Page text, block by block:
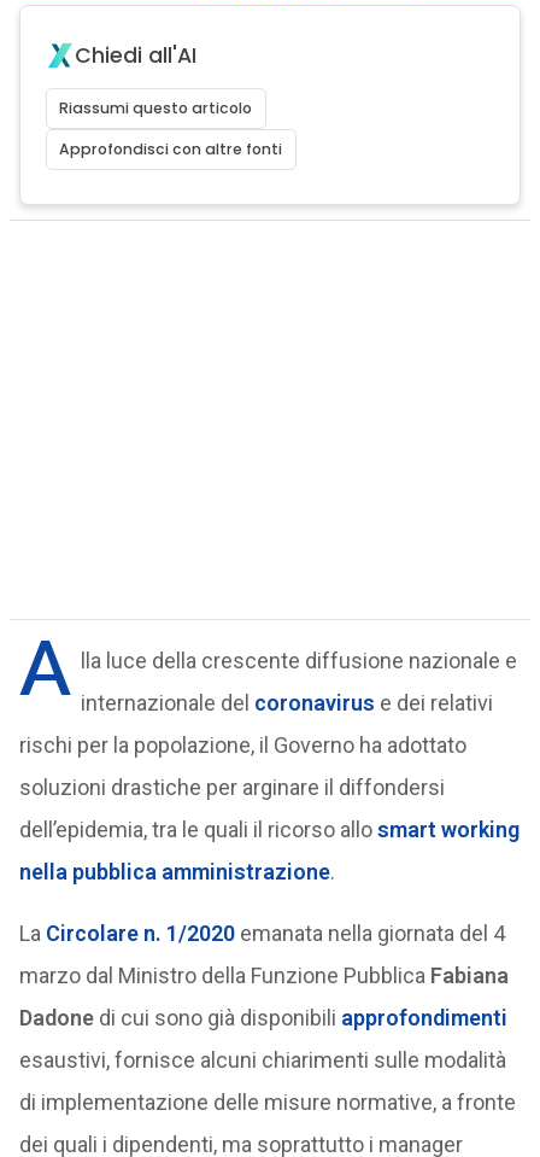
Chiedi all'AI
Riassumi questo articolo
Approfondisci con altre fonti
A
lla luce della crescente diffusione nazionale e
internazionale del coronavirus e dei relativi
rischi per la popolazione, il Governo ha adottato
soluzioni drastiche per arginare il diffondersi
dell’epidemia, tra le quali il ricorso allosmart working
nella pubblica amministrazione.
La Circolare n. 1/2020emanata nella giornata del 4
marzo dal Ministro della Funzione Pubblica Fabiana
Dadonedi cui sono già disponibili approfondimenti
esaustivi, fornisce alcuni chiarimenti sulle modalità
di implementazione delle misure normative, a fronte
dei quali i dipendenti, ma soprattutto i manager